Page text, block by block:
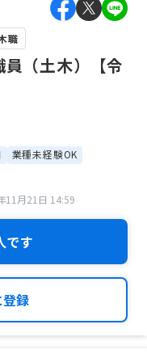
職
員（土木）【令
業種未経験OK
11月21日 14:59
です
録